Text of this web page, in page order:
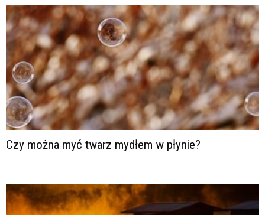
Czy można myć twarz mydłem w płynie?